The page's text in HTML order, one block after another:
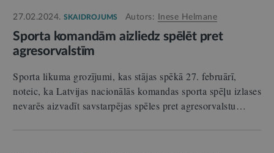
27.02.2024. SKAIDROJUMS Autors: Inese Helmane
Sporta komandām aizliedz spēlēt pret
agresorvalstīm
Sporta likuma grozījumi, kas stājas spēkā 27. februārī,
noteic, ka Latvijas nacionālās komandas sporta spēļu izlases
nevarēs aizvadīt savstarpējas spēles pret agresorvalstu…